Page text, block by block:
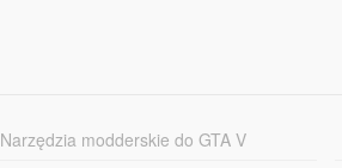
Narzędzia modderskie do GTA V